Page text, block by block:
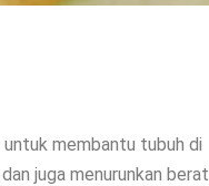
membantu tubuh di
juga menurunkan berat